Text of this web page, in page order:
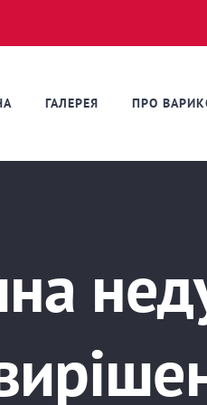
ГАЛЕРЕЯ ПРО